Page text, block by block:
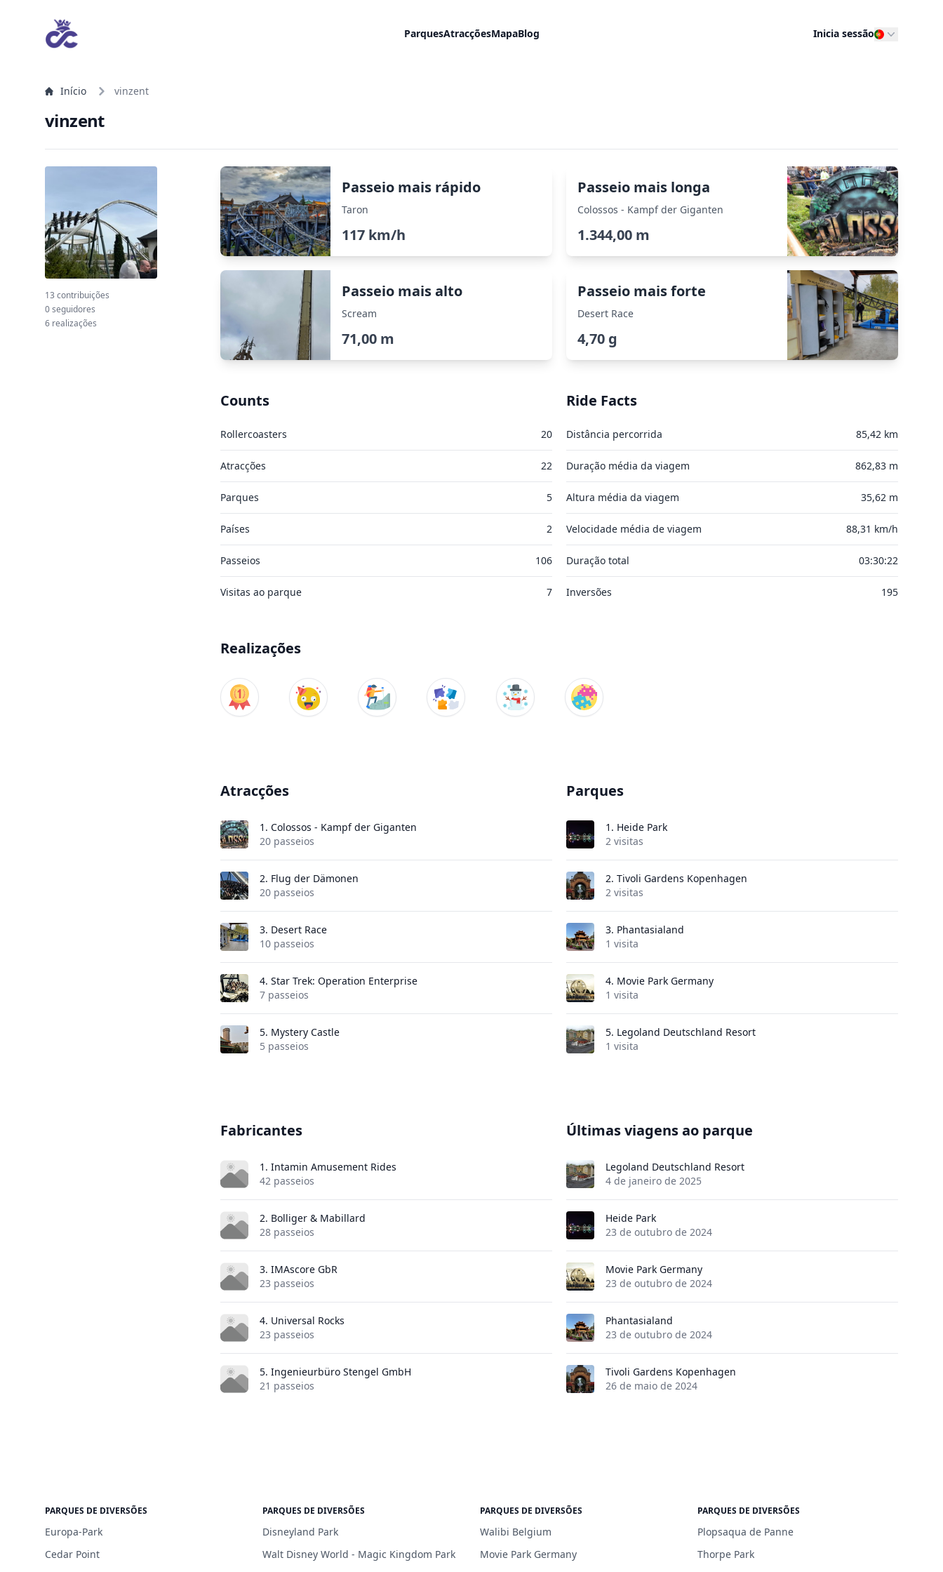
ParquesAtracçõesMapaBlog Inicia sessão
Início vinzent
vinzent
13 contribuições
0 seguidores
6 realizações
Passeio mais rápido
Taron
117 km/h
Passeio mais longa
Colossos - Kampf der Giganten
1.344,00 m
Passeio mais alto
Scream
71,00 m
Passeio mais forte
Desert Race
4,70 g
Counts
Rollercoasters 20
Atracções 22
Parques 5
Países 2
Passeios 106
Visitas ao parque 7
Ride Facts
Distância percorrida 85,42 km
Duração média da viagem 862,83 m
Altura média da viagem 35,62 m
Velocidade média de viagem 88,31 km/h
Duração total 03:30:22
Inversões 195
Realizações
Atracções
1. Colossos - Kampf der Giganten
20 passeios
2. Flug der Dämonen
20 passeios
3. Desert Race
10 passeios
4. Star Trek: Operation Enterprise
7 passeios
5. Mystery Castle
5 passeios
Parques
1. Heide Park
2 visitas
2. Tivoli Gardens Kopenhagen
2 visitas
3. Phantasialand
1 visita
4. Movie Park Germany
1 visita
5. Legoland Deutschland Resort
1 visita
Fabricantes
1. Intamin Amusement Rides
42 passeios
2. Bolliger & Mabillard
28 passeios
3. IMAscore GbR
23 passeios
4. Universal Rocks
23 passeios
5. Ingenieurbüro Stengel GmbH
21 passeios
Últimas viagens ao parque
Legoland Deutschland Resort
4 de janeiro de 2025
Heide Park
23 de outubro de 2024
Movie Park Germany
23 de outubro de 2024
Phantasialand
23 de outubro de 2024
Tivoli Gardens Kopenhagen
26 de maio de 2024
PARQUES DE DIVERSÕES
Europa-Park
Cedar Point
PARQUES DE DIVERSÕES
Disneyland Park
Walt Disney World - Magic Kingdom Park
PARQUES DE DIVERSÕES
Walibi Belgium
Movie Park Germany
PARQUES DE DIVERSÕES
Plopsaqua de Panne
Thorpe Park